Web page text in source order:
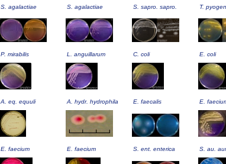
S. agalactiae S. agalactiae S. sapro. sapro. T.
P. mirabilis L. anguillarum C. coli E. coli
A. eq. equuli A. hydr. hydrophila E. faecalis E.
E. faecium E. faecium S. ent. enterica S. au.